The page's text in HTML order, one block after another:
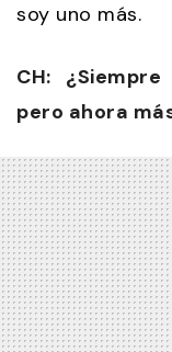
soy uno más.
CH:
pero ahora